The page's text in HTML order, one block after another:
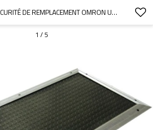
TAPIS DE SÉCURITÉ DE REMPLACEMENT OMRON UMA SERIES 400 MM X 400 MM | TAPIS À 2 CÂBLES
1 / 5